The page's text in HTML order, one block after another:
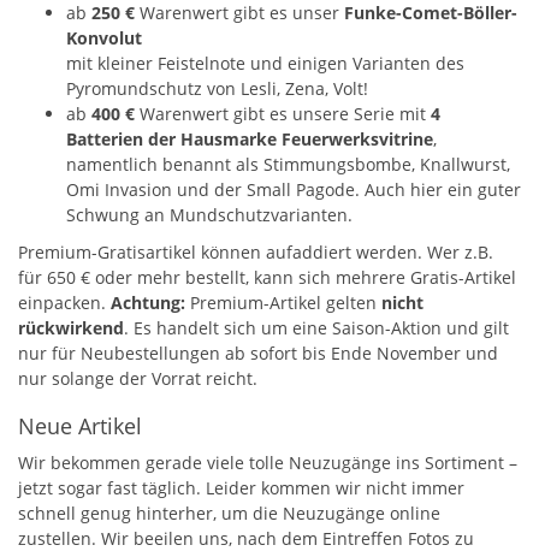
ab 250 € Warenwert gibt es unser Funke-Comet-Böller-
Konvolut
mit kleiner Feistelnote und einigen Varianten des
Pyromundschutz von Lesli, Zena, Volt!
ab 400 € Warenwert gibt es unsere Serie mit 4
Batterien der Hausmarke Feuerwerksvitrine,
namentlich benannt als Stimmungsbombe, Knallwurst,
Omi Invasion und der Small Pagode. Auch hier ein guter
Schwung an Mundschutzvarianten.
Premium-Gratisartikel können aufaddiert werden. Wer z.B.
für 650 € oder mehr bestellt, kann sich mehrere Gratis-Artikel
einpacken. Achtung: Premium-Artikel gelten nicht
rückwirkend. Es handelt sich um eine Saison-Aktion und gilt
nur für Neubestellungen ab sofort bis Ende November und
nur solange der Vorrat reicht.
Neue Artikel
Wir bekommen gerade viele tolle Neuzugänge ins Sortiment –
jetzt sogar fast täglich. Leider kommen wir nicht immer
schnell genug hinterher, um die Neuzugänge online
zustellen. Wir beeilen uns, nach dem Eintreffen Fotos zu